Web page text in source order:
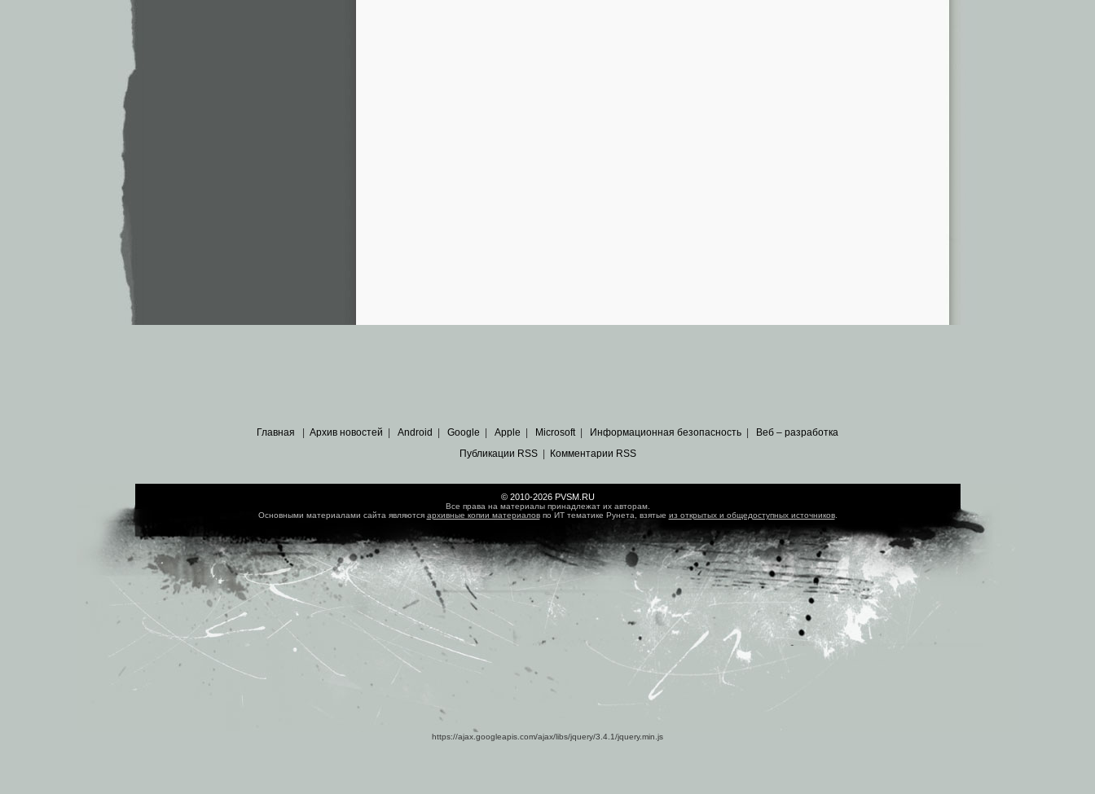
Главная Архив новостей Android Google Apple Microsoft| Информационная безопасность
Веб – разработка
Публикации RSS| Комментарии RSS
© 2010-2026 PVSM.RU
Все права на материалы принадлежат их авторам.
Основными материалами сайта являются архивные копии материаловпо ИТ тематике Рунета, взятые из открытых и общедоступных источников.
https://ajax.googleapis.com/ajax/libs/jquery/3.4.1/jquery.min.js